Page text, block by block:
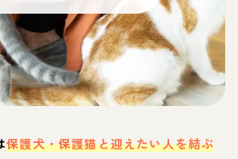
保護犬・保護猫と迎えたい人を結ぶ